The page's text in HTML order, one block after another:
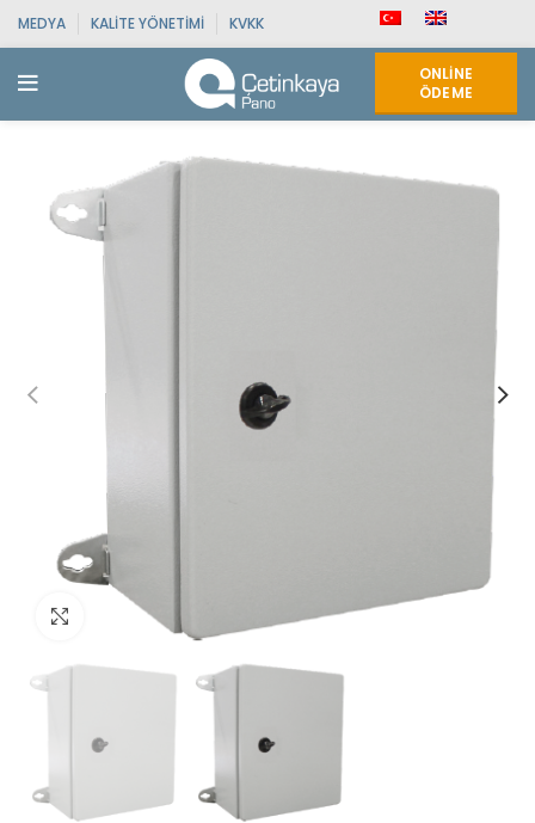
MEDYA KALITE YÖNETIMI KVKK
ONLINE
ÖDEME
Click to enlarge